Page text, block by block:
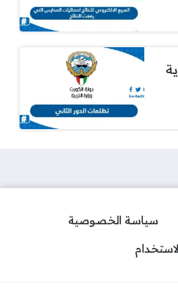
سياسة الخصوصية